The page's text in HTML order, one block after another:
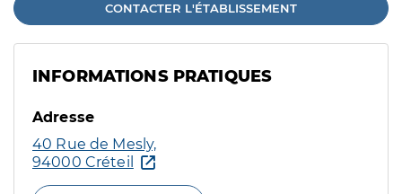
CONTACTER L'ÉTABLISSEMENT
INFORMATIONS PRATIQUES
Adresse
40 Rue de Mesly,
94000 Créteil